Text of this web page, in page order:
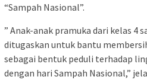
“Sampah Nasional”.
” Anak-anak pramuka dari kelas 4
ditugaskan untuk bantu
sebagai bentuk peduli terhadap
dengan hari Sampah Nasional,”